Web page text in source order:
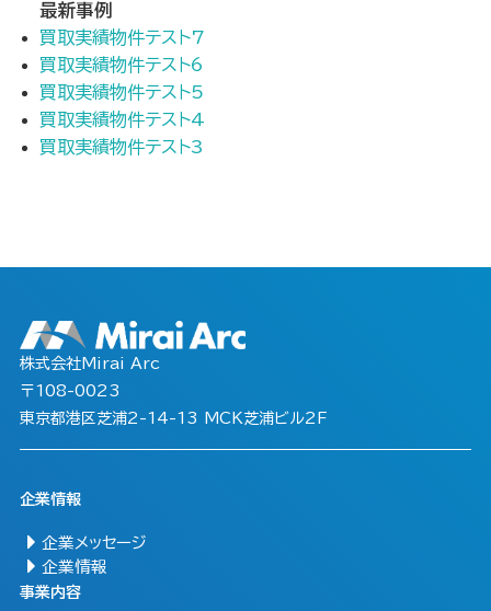
最新事例
買取実績物件テスト7
買取実績物件テスト6
買取実績物件テスト5
買取実績物件テスト4
買取実績物件テスト3
株式会社Mirai Arc
〒108-0023
東京都港区芝浦2-14-13 MCK芝浦ビル2F
企業情報
企業メッセージ
企業情報
事業内容